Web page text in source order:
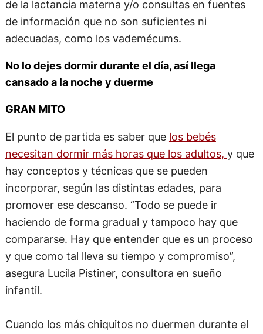
de la lactancia materna y/o consultas en fuentes
de información que no son suficientes ni
adecuadas, como los vademécums.
No lo dejes dormir durante el día, así llega
cansado a la noche y duerme
GRAN MITO
El punto de partida es saber que los bebés
necesitan dormir más horas que los adultos, y que
hay conceptos y técnicas que se pueden
incorporar, según las distintas edades, para
promover ese descanso. “Todo se puede ir
haciendo de forma gradual y tampoco hay que
compararse. Hay que entender que es un proceso
y que como tal lleva su tiempo y compromiso”,
asegura Lucila Pistiner, consultora en sueño
infantil.
Cuando los más chiquitos no duermen durante el